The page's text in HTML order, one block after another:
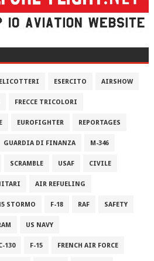
ELICOTTERI ESERCITO AIRSHOW
FRECCE TRICOLORI
EUROFIGHTER REPORTAGES
GUARDIA DI FINANZA M-346
SCRAMBLE USAF CIVILE
AIR REFUELING
STORMO F-18 RAF SAFETY
US NAVY
130 F-15 FRENCH AIR FORCE